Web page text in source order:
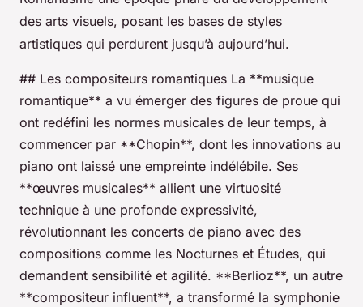
des arts visuels, posant les bases de styles
artistiques qui perdurent jusqu’à aujourd’hui.
## Les compositeurs romantiques La **musique
romantique** a vu émerger des figures de proue qui
ont redéfini les normes musicales de leur temps, à
commencer par **Chopin**, dont les innovations au
piano ont laissé une empreinte indélébile. Ses
**œuvres musicales** allient une virtuosité
technique à une profonde expressivité,
révolutionnant les concerts de piano avec des
compositions comme les Nocturnes et Études, qui
demandent sensibilité et agilité. **Berlioz**, un autre
**compositeur influent**, a transformé la symphonie